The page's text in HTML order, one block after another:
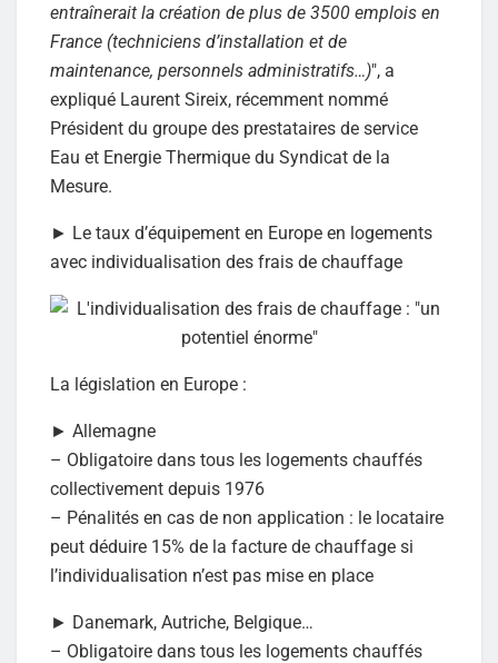
entraînerait la création de plus de 3500 emplois en
France (techniciens d’installation et de
maintenance, personnels administratifs…)", a
expliqué Laurent Sireix, récemment nommé
Président du groupe des prestataires de service
Eau et Energie Thermique du Syndicat de la
Mesure.
► Le taux d’équipement en Europe en logements
avec individualisation des frais de chauffage
La législation en Europe :
► Allemagne
– Obligatoire dans tous les logements chauffés
collectivement depuis 1976
– Pénalités en cas de non application : le locataire
peut déduire 15% de la facture de chauffage si
l’individualisation n’est pas mise en place
► Danemark, Autriche, Belgique…
– Obligatoire dans tous les logements chauffés